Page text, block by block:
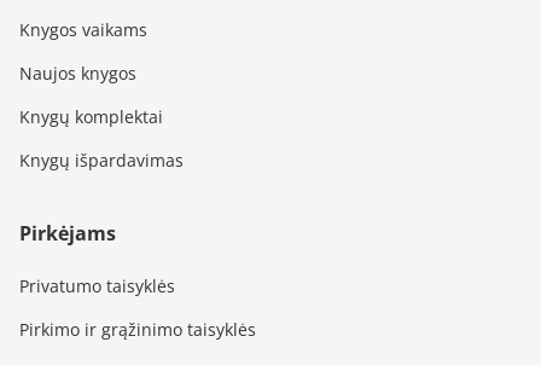
Knygos vaikams
Naujos knygos
Knygų komplektai
Knygų išpardavimas
Pirkėjams
Privatumo taisyklės
Pirkimo ir grąžinimo taisyklės